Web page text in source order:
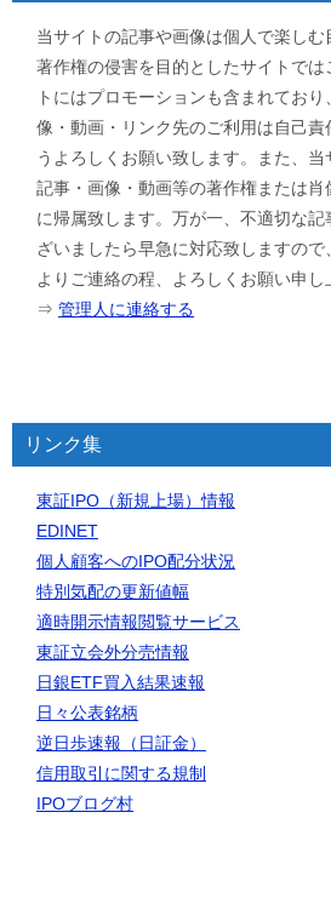
当サイトの記事や画像は個人で楽しむ
著作権の侵害を目的としたサイトでは
トにはプロモーションも含まれてお
像・動画・リンク先のご利用は自己責
うよろしくお願い致します。また、
記事・画像・動画等の著作権または
に帰属致します。万が一、不適切な
ざいましたら早急に対応致しますの
よりご連絡の程、よろしくお願い申し
⇒ 管理人に連絡する
リンク集
東証IPO（新規上場）情報
EDINET
個人顧客へのIPO配分状況
特別気配の更新値幅
適時開示情報閲覧サービス
東証立会外分売情報
日銀ETF買入結果速報
日々公表銘柄
逆日歩速報（日証金）
信用取引に関する規制
IPOブログ村